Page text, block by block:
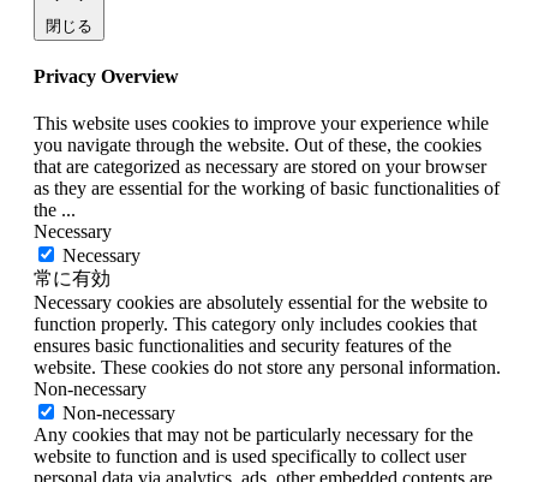
閉じる
Privacy Overview
This website uses cookies to improve your experience while
you navigate through the website. Out of these, the cookies
that are categorized as necessary are stored on your browser
as they are essential for the working of basic functionalities of
the ...
Necessary
Necessary
常に有効
Necessary cookies are absolutely essential for the website to
function properly. This category only includes cookies that
ensures basic functionalities and security features of the
website. These cookies do not store any personal information.
Non-necessary
Non-necessary
Any cookies that may not be particularly necessary for the
website to function and is used specifically to collect user